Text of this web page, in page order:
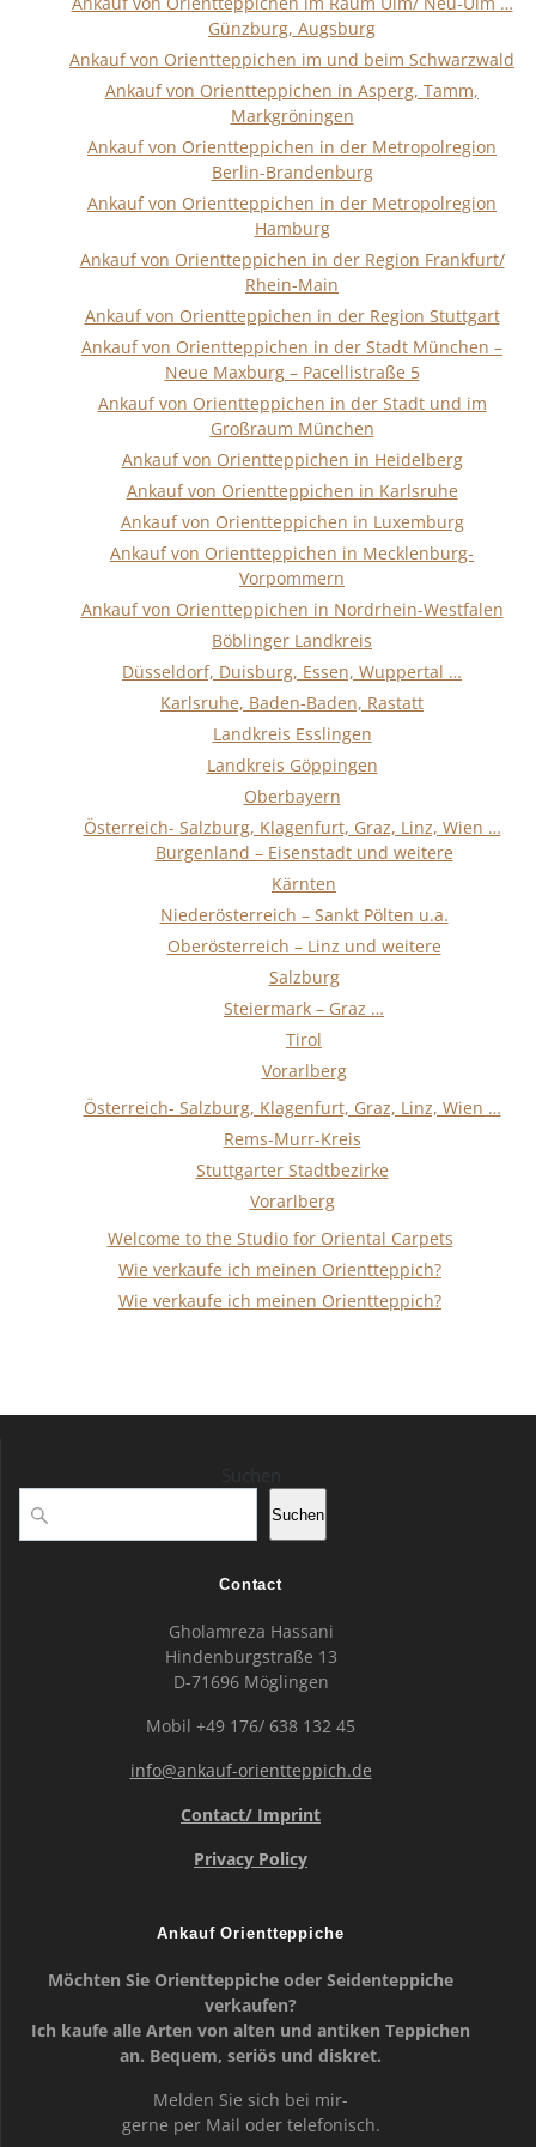
Günzburg, Augsburg
Ankauf von Orientteppichen im und beim Schwarzwald
Ankauf von Orientteppichen in Asperg, Tamm,
Markgröningen
Ankauf von Orientteppichen in der Metropolregion
Berlin-Brandenburg
Ankauf von Orientteppichen in der Metropolregion
Hamburg
Ankauf von Orientteppichen in der Region Frankfurt/
Rhein-Main
Ankauf von Orientteppichen in der Region Stuttgart
Ankauf von Orientteppichen in der Stadt München –
Neue Maxburg – Pacellistraße 5
Ankauf von Orientteppichen in der Stadt und im
Großraum München
Ankauf von Orientteppichen in Heidelberg
Ankauf von Orientteppichen in Karlsruhe
Ankauf von Orientteppichen in Luxemburg
Ankauf von Orientteppichen in Mecklenburg-
Vorpommern
Ankauf von Orientteppichen in Nordrhein-Westfalen
Böblinger Landkreis
Düsseldorf, Duisburg, Essen, Wuppertal …
Karlsruhe, Baden-Baden, Rastatt
Landkreis Esslingen
Landkreis Göppingen
Oberbayern
Österreich- Salzburg, Klagenfurt, Graz, Linz, Wien …
Burgenland – Eisenstadt und weitere
Kärnten
Niederösterreich – Sankt Pölten u.a.
Oberösterreich – Linz und weitere
Salzburg
Steiermark – Graz …
Tirol
Vorarlberg
Österreich- Salzburg, Klagenfurt, Graz, Linz, Wien …
Rems-Murr-Kreis
Stuttgarter Stadtbezirke
Vorarlberg
Welcome to the Studio for Oriental Carpets
Wie verkaufe ich meinen Orientteppich?
Wie verkaufe ich meinen Orientteppich?
Suchen
Suchen
Contact
Gholamreza Hassani
Hindenburgstraße 13
D-71696 Möglingen
Mobil +49 176/ 638 132 45
info@ankauf-orientteppich.de
Contact/ Imprint
Privacy Policy
Ankauf Orientteppiche
Möchten Sie Orientteppiche oder Seidenteppiche
verkaufen?
Ich kaufe alle Arten von alten und antiken Teppichen
an. Bequem, seriös und diskret.
Melden Sie sich bei mir-
gerne per Mail oder telefonisch.